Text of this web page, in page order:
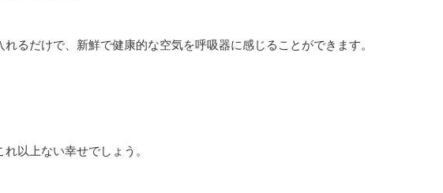
るだけで、新鮮で健康的な空気を呼吸器に感じることができます。
以上ない幸せでしょう。